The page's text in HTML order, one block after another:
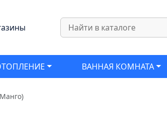
ВАННАЯ КОМНАТА